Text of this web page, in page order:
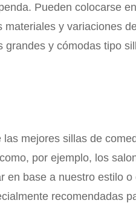
Pueden colocarse
y variaciones
y cómodas tipo
mejores sillas de
por ejemplo, los
base a nuestro estilo
recomendadas